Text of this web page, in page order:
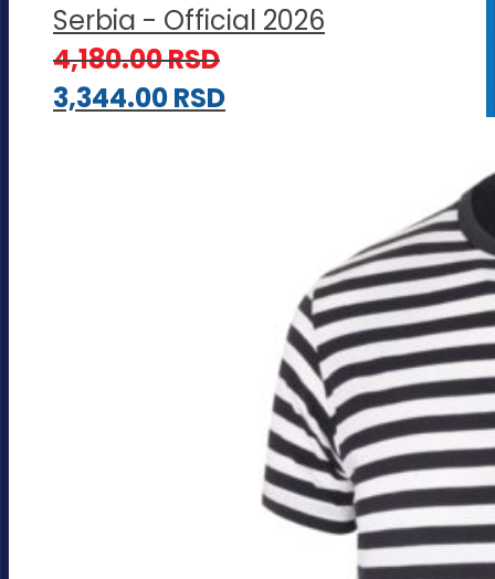
Serbia - Official 2026
4,180.00RSD
3,344.00RSD